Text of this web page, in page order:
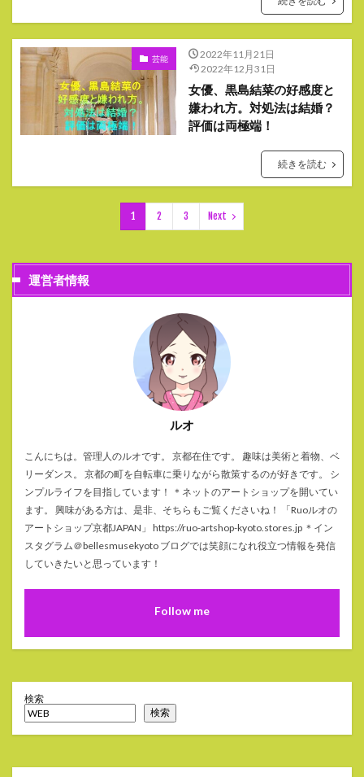
芸能
2022年11月21日
2022年12月31日
女優、黒島結菜の好感度と
嫌われ方。対処法は結婚？
評価は両極端！
続きを読む
1 2 3 Next
運営者情報
ルオ
こんにちは。管理人のルオです。 京都在住です。 趣味は美術と着物、ベ
リーダンス。 京都の町を自転車に乗りながら散策するのが好きです。 シ
ンプルライフを目指しています！ ＊ネットのアートショップを開いてい
ます。 興味がある方は、是非、そちらもご覧くださいね！ 「Ruoルオの
アートショップ京都JAPAN」 https://ruo-artshop-kyoto.stores.jp ＊イン
スタグラム＠bellesmusekyoto ブログでは笑顔になれ役立つ情報を発信
していきたいと思っています！
Follow me
検索
検索